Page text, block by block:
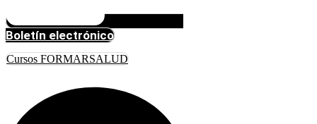
Boletín electrónico
Cursos FORMARSALUD